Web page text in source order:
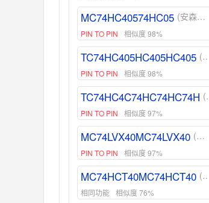
MC74HC40574HC05 (安森美-ON)
PIN TO PIN 相似度 98%
TC74HC405HC405HC405 (东芝-Toshiba)
PIN TO PIN 相似度 98%
TC74HC4C74HC74HC74H (东芝-Toshiba)
PIN TO PIN 相似度 97%
MC74LVX40MC74LVX40 (安森美-ON)
PIN TO PIN 相似度 97%
MC74HCT40MC74HCT40 (安森美-ON)
相同功能 相似度 76%